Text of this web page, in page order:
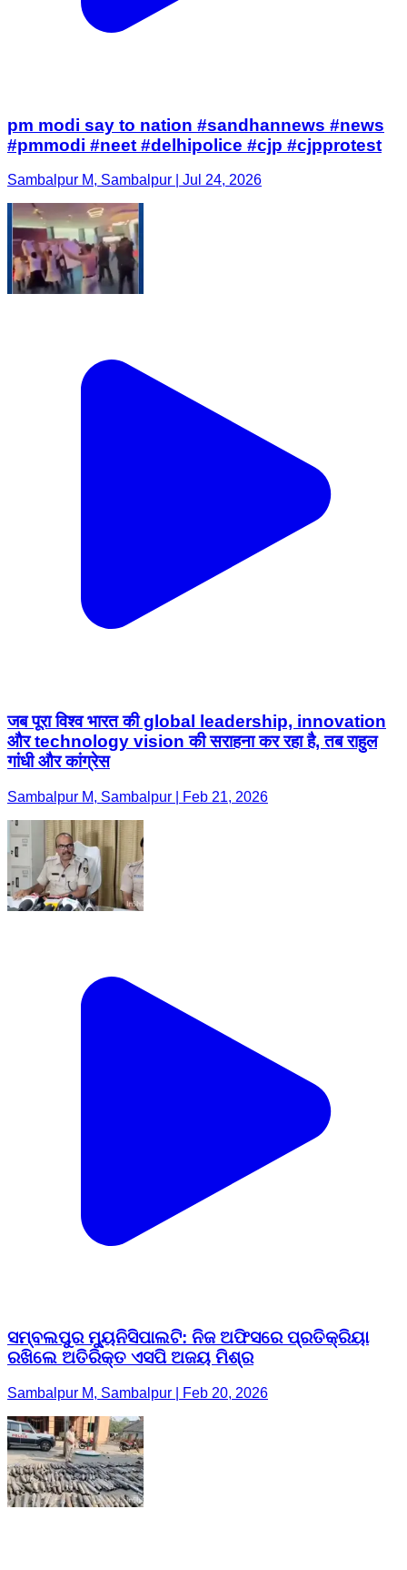
pm modi say to nation #sandhannews #news
#pmmodi #neet #delhipolice #cjp #cjpprotest
Sambalpur M, Sambalpur | Jul 24, 2026
जब पूरा विश्व भारत की global leadership, innovation
और technology vision की सराहना कर रहा है, तब राहुल
गांधी और कांग्रेस
Sambalpur M, Sambalpur | Feb 21, 2026
ସମ୍ବଲପୁର ମ୍ୟୁନିସିପାଲଟି: ନିଜ ଅଫିସରେ ପ୍ରତିକ୍ରିୟା
ରଖିଲେ ଅତିରିକ୍ତ ଏସପି ଅଜୟ ମିଶ୍ର
Sambalpur M, Sambalpur | Feb 20, 2026